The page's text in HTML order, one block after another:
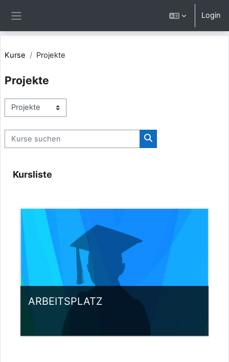
Login
Kurse Projekte
Projekte
Kursbereiche
Kurse suchen
Kurse suchen
Kursliste
ARBEITSPLATZ